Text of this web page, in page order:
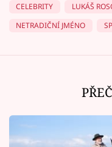
CELEBRITY
LUKÁŠ
NETRADIČNÍ JMÉNO